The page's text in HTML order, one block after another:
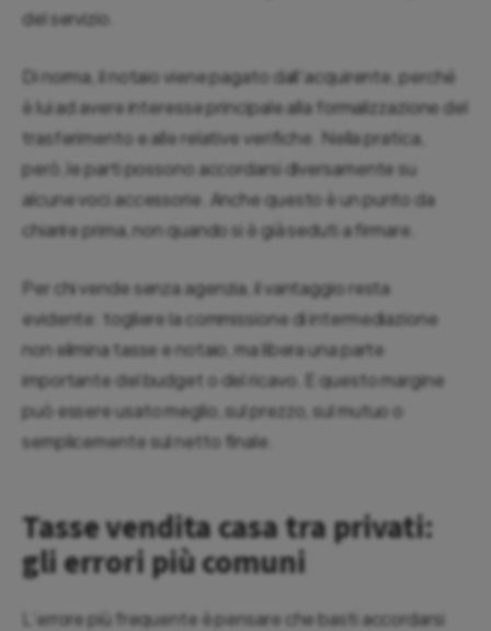
del servizio.
Di norma, il notaio viene pagato dall’acquirente, perché
è lui ad avere interesse principale alla formalizzazione del
trasferimento e alle relative verifiche. Nella pratica,
però, le parti possono accordarsi diversamente su
alcune voci accessorie. Anche questo è un punto da
chiarire prima, non quando si è già seduti a firmare.
Per chi vende senza agenzia, il vantaggio resta
evidente: togliere la commissione di intermediazione
non elimina tasse e notaio, ma libera una parte
importante del budget o del ricavo. E questo margine
può essere usato meglio, sul prezzo, sul mutuo o
semplicemente sul netto finale.
Tasse vendita casa tra privati:
gli errori più comuni
L’errore più frequente è pensare che basti accordarsi